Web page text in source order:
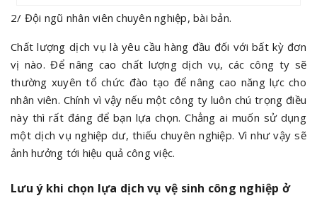
2/ Đội ngũ nhân viên chuyên nghiệp, bài bản.
Chất lượng dịch vụ là yêu cầu hàng đầu đối với bất kỳ đơn
vị nào. Để nâng cao chất lượng dịch vụ, các công ty sẽ
thường xuyên tổ chức đào tạo để nâng cao năng lực cho
nhân viên. Chính vì vậy nếu một công ty luôn chú trọng điều
này thì rất đáng để bạn lựa chọn. Chẳng ai muốn sử dụng
một dịch vụ nghiệp dư, thiếu chuyên nghiệp. Vì như vậy sẽ
ảnh hưởng tới hiệu quả công việc.
Lưu ý khi chọn lựa dịch vụ vệ sinh công nghiệp ở